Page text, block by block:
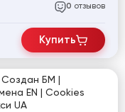
0 отзывов
Купить
Создан БМ |
EN | Cookies
UA